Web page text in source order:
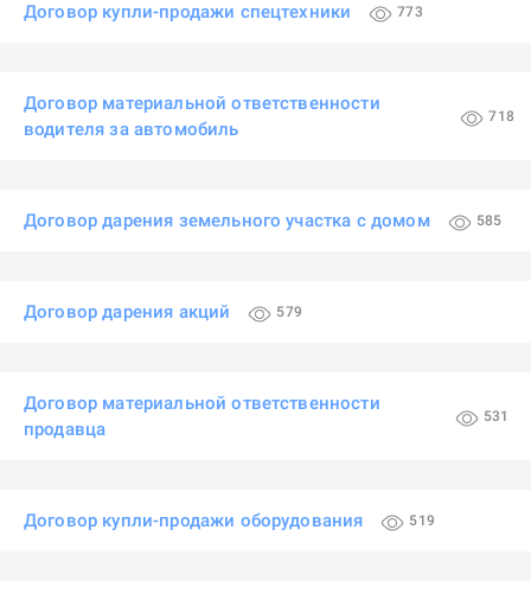
Договор купли-продажи спецтехники 773
Договор материальной ответственности
водителя за автомобиль
718
Договор дарения земельного участка с домом 585
Договор дарения акций 579
Договор материальной ответственности
продавца
531
Договор купли-продажи оборудования 519